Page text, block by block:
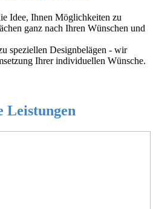
Idee, Ihnen Möglichkeiten zu
ganz nach Ihren Wünschen und
speziellen Designbelägen - wir
Ihrer individuellen Wünsche.
Leistungen